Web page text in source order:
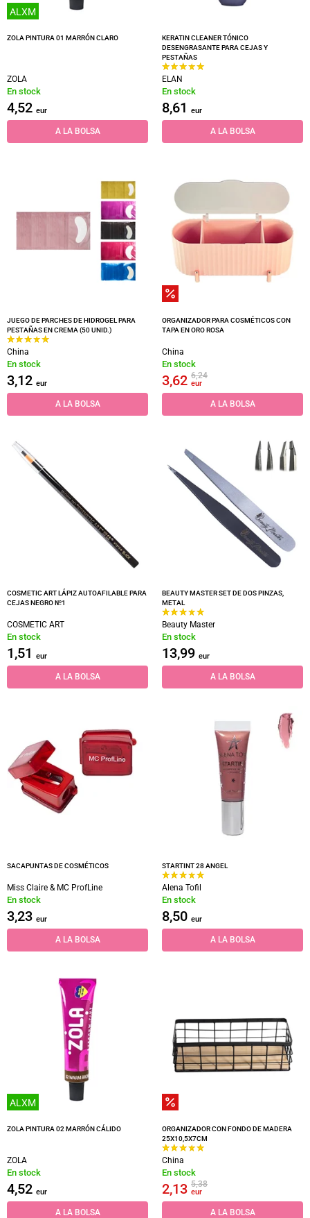
ALXM
ZOLA PINTURA 01 MARRÓN CLARO
ZOLA
En stock
4,52 eur
A LA BOLSA
KERATIN CLEANER TÓNICO
DESENGRASANTE PARA CEJAS Y
PESTAÑAS
ELAN
En stock
8,61 eur
A LA BOLSA
JUEGO DE PARCHES DE HIDROGEL PARA
PESTAÑAS EN CREMA (50 UNID.)
China
En stock
3,12 eur
A LA BOLSA
ORGANIZADOR PARA COSMÉTICOS CON
TAPA EN ORO ROSA
China
En stock
3,62 6,24
eur
A LA BOLSA
COSMETIC ART LÁPIZ AUTOAFILABLE PARA
CEJAS NEGRO №1
COSMETIC ART
En stock
1,51 eur
A LA BOLSA
BEAUTY MASTER SET DE DOS PINZAS,
METAL
Beauty Master
En stock
13,99 eur
A LA BOLSA
SACAPUNTAS DE COSMÉTICOS
Miss Claire & MC ProfLine
En stock
3,23 eur
A LA BOLSA
STARTINT 28 ANGEL
Alena Tofil
En stock
8,50 eur
A LA BOLSA
ALXM
ZOLA PINTURA 02 MARRÓN CÁLIDO
ZOLA
En stock
4,52 eur
A LA BOLSA
ORGANIZADOR CON FONDO DE MADERA
25X10,5X7CM
China
En stock
2,13 5,38
eur
A LA BOLSA